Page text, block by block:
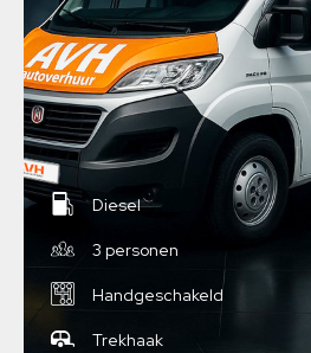
Diesel
3 personen
Handgeschakeld
Trekhaak